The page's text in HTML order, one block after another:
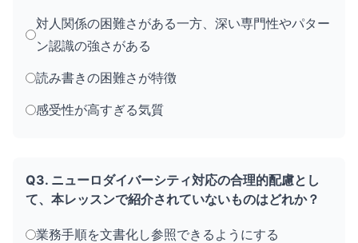
対人関係の困難さがある一方、深い専門性やパター
ン認識の強さがある
読み書きの困難さが特徴
感受性が高すぎる気質
Q3. ニューロダイバーシティ対応の合理的配慮とし
て、本レッスンで紹介されていないものはどれか？
業務手順を文書化し参照できるようにする